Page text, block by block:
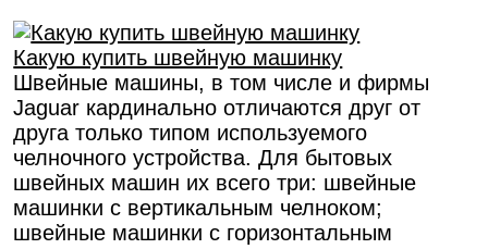
Какую купить швейную машинку
Швейные машины, в том числе и фирмы
Jaguar кардинально отличаются друг от
друга только типом используемого
челночного устройства. Для бытовых
швейных машин их всего три: швейные
машинки с вертикальным челноком;
швейные машинки с горизонтальным